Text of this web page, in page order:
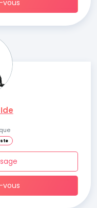
vous
vous